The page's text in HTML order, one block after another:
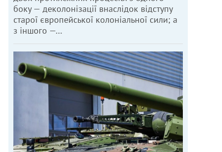
боку — деколонізації внаслідок відступу
старої європейської колоніальної сили; а
з іншого —…